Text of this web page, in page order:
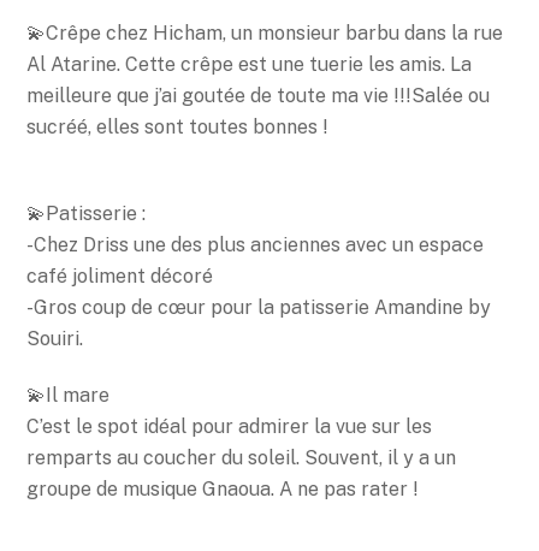
💫Crêpe chez Hicham, un monsieur barbu dans la rue
Al Atarine. Cette crêpe est une tuerie les amis. La
meilleure que j’ai goutée de toute ma vie !!!Salée ou
sucréé, elles sont toutes bonnes !
💫Patisserie :
-Chez Driss une des plus anciennes avec un espace
café joliment décoré
-Gros coup de cœur pour la patisserie Amandine by
Souiri.
💫Il mare
C’est le spot idéal pour admirer la vue sur les
remparts au coucher du soleil. Souvent, il y a un
groupe de musique Gnaoua. A ne pas rater !